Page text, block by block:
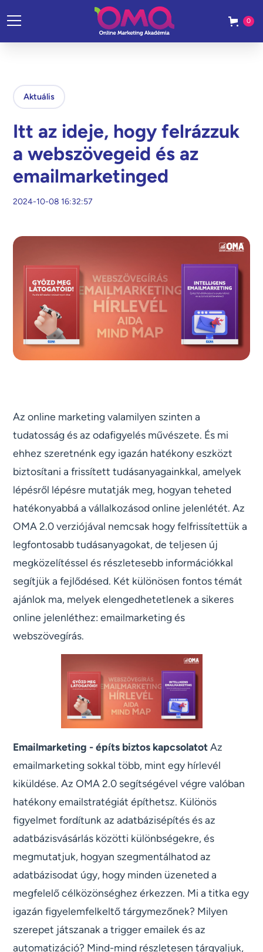
0
Aktuális
Itt az ideje, hogy felrázzuk
a webszövegeid és az
emailmarketinged
2024-10-08 16:32:57
Az online marketing valamilyen szinten a
tudatosság és az odafigyelés művészete. És mi
ehhez szeretnénk egy igazán hatékony eszközt
biztosítani a frissített tudásanyagainkkal, amelyek
lépésről lépésre mutatják meg, hogyan teheted
hatékonyabbá a vállalkozásod online jelenlétét. Az
OMA 2.0 verziójával nemcsak hogy felfrissítettük a
legfontosabb tudásanyagokat, de teljesen új
megközelítéssel és részletesebb információkkal
segítjük a fejlődésed. Két különösen fontos témát
ajánlok ma, melyek elengedhetetlenek a sikeres
online jelenléthez: emailmarketing és
webszövegírás.
Emailmarketing - építs biztos kapcsolatotAz
emailmarketing sokkal több, mint egy hírlevél
kiküldése. Az OMA 2.0 segítségével végre valóban
hatékony emailstratégiát építhetsz. Különös
figyelmet fordítunk az adatbázisépítés és az
adatbázisvásárlás közötti különbségekre, és
megmutatjuk, hogyan szegmentálhatod az
adatbázisodat úgy, hogy minden üzeneted a
megfelelő célközönséghez érkezzen. Mi a titka egy
igazán figyelemfelkeltő tárgymezőnek? Milyen
szerepet játszanak a trigger emailek és az
automatizáció? Mind-mind részletesen tárgyaljuk,